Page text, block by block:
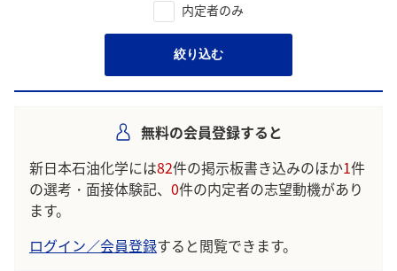
内定者のみ
絞り込む
無料の会員登録すると
新日本石油化学には82件の掲示板書き込みのほか1件
の選考・面接体験記、 0件の内定者の志望動機があり
ます。
ログイン／会員登録すると閲覧できます。